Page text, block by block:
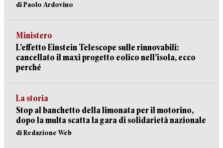
di Paolo Ardovino
Ministero
L’effetto Einstein Telescope sulle rinnovabili:
cancellato il maxi progetto eolico nell’isola, ecco
perché
La storia
Stop al banchetto della limonata per il motorino,
dopo la multa scatta la gara di solidarietà nazionale
di Redazione Web